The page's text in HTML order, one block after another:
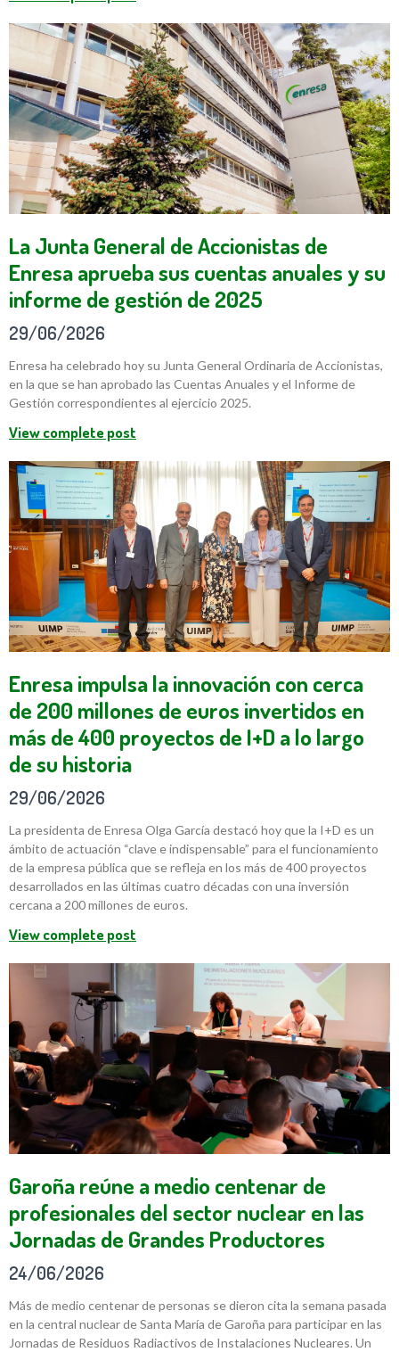
La Junta General de Accionistas de
Enresa aprueba sus cuentas anuales y su
informe de gestión de 2025
29/06/2026
Enresa ha celebrado hoy su Junta General Ordinaria de Accionistas,
en la que se han aprobado las Cuentas Anuales y el Informe de
Gestión correspondientes al ejercicio 2025.
View complete post
Enresa impulsa la innovación con cerca
de 200 millones de euros invertidos en
más de 400 proyectos de I+D a lo largo
de su historia
29/06/2026
La presidenta de Enresa Olga García destacó hoy que la I+D es un
ámbito de actuación “clave e indispensable” para el funcionamiento
de la empresa pública que se refleja en los más de 400 proyectos
desarrollados en las últimas cuatro décadas con una inversión
cercana a 200 millones de euros.
View complete post
Garoña reúne a medio centenar de
profesionales del sector nuclear en las
Jornadas de Grandes Productores
24/06/2026
Más de medio centenar de personas se dieron cita la semana pasada
en la central nuclear de Santa María de Garoña para participar en las
Jornadas de Residuos Radiactivos de Instalaciones Nucleares. Un